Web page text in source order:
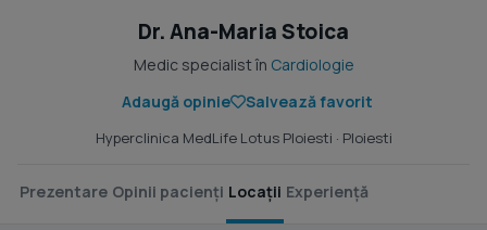
Dr. Ana-Maria Stoica
Medic specialist în Cardiologie
Adaugă opinie
Salvează favorit
Hyperclinica MedLife Lotus Ploiesti · Ploiesti
Prezentare Opinii pacienți Locații Experiență